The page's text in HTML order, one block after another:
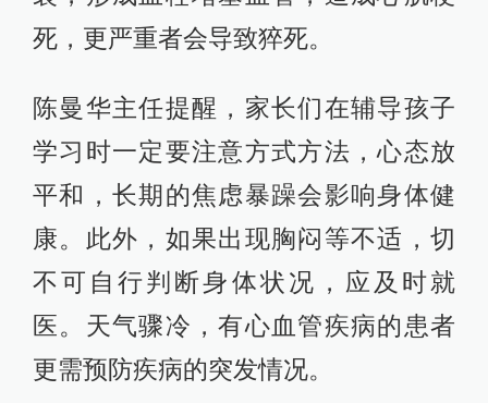
死，更严重者会导致猝死。
陈曼华主任提醒，家长们在辅导孩子
学习时一定要注意方式方法，心态放
平和，长期的焦虑暴躁会影响身体健
康。此外，如果出现胸闷等不适，切
不可自行判断身体状况，应及时就
医。天气骤冷，有心血管疾病的患者
更需预防疾病的突发情况。